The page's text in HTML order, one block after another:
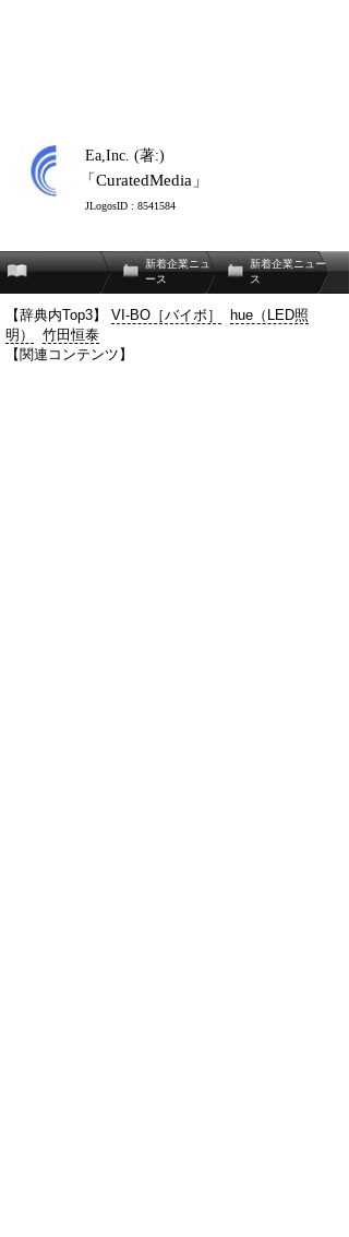
Ea,Inc. (著:)
「CuratedMedia」
JLogosID : 8541584
新着企業ニュ
ース
新着企業ニュー
ス
【辞典内Top3】 VI-BO［バイボ］
hue（LED照
明）
竹田恒泰
【関連コンテンツ】